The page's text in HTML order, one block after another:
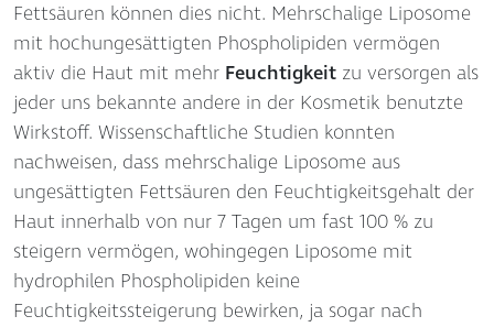
Fettsäuren können dies nicht. Mehrschalige Liposome
mit hochungesättigten Phospholipiden vermögen
aktiv die Haut mit mehr Feuchtigkeit zu versorgen als
jeder uns bekannte andere in der Kosmetik benutzte
Wirkstoff. Wissenschaftliche Studien konnten
nachweisen, dass mehrschalige Liposome aus
ungesättigten Fettsäuren den Feuchtigkeitsgehalt der
Haut innerhalb von nur 7 Tagen um fast 100 % zu
steigern vermögen, wohingegen Liposome mit
hydrophilen Phospholipiden keine
Feuchtigkeitssteigerung bewirken, ja sogar nach